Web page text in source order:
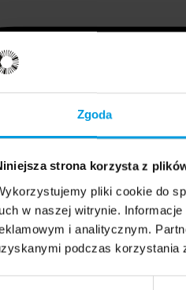
Zgoda
strona korzysta z
pliki cookie do
w naszej witrynie.
i analitycznym.
podczas korzystania